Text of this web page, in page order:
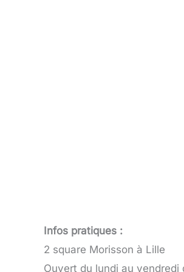
Infos pratiques :
2 square Morisson à Lille
Ouvert du lundi au